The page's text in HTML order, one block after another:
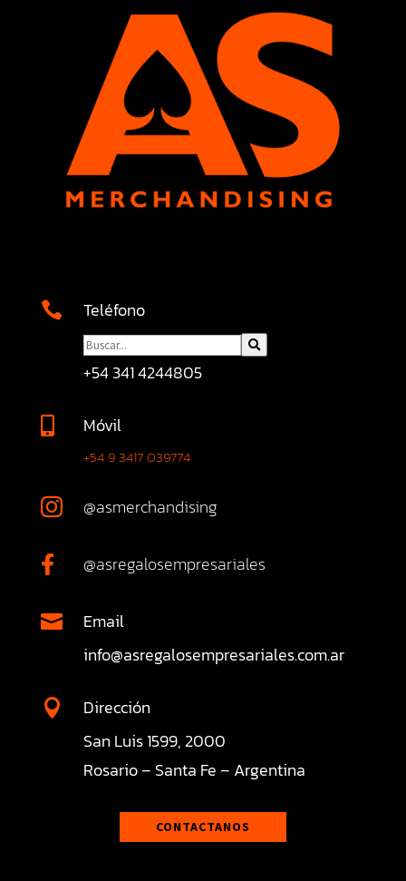
 Teléfono
+54 341 4244805
 Móvil
+54 9 3417 039774
 @asmerchandising
 @asregalosempresariales

Email
info@asregalosempresariales.com.ar

Dirección
San Luis 1599, 2000
Rosario – Santa Fe – Argentina
CONTACTANOS